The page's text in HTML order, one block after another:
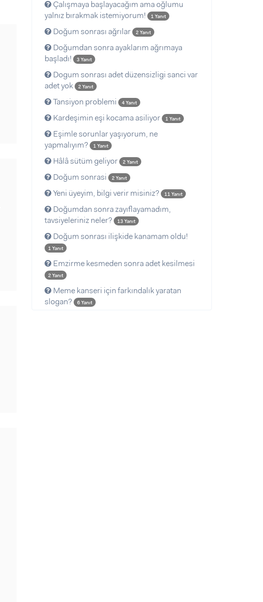
Çalışmaya başlayacağım ama oğlumu
yalnız bırakmak istemiyorum!
1 Yanıt
Doğum sonrası ağrılar 2 Yanıt
Doğumdan sonra ayaklarım ağrımaya
başladı!
3 Yanıt
Dogum sonrası adet düzensizligi sanci var
adet yok
2 Yanıt
Tansiyon problemi 4 Yanıt
Kardeşimin eşi kocama asiliyor 1 Yanıt
Eşimle sorunlar yaşıyorum, ne
yapmalıyım?
1 Yanıt
Hâlâ sütüm geliyor 2 Yanıt
Doğum sonrasi 2 Yanıt
Yeni üyeyim, bilgi verir misiniz? 11 Yanıt
Doğumdan sonra zayıflayamadım,
tavsiyeleriniz neler?
13 Yanıt
Doğum sonrası ilişkide kanamam oldu!
1 Yanıt
Emzirme kesmeden sonra adet kesilmesi
2 Yanıt
Meme kanseri için farkındalık yaratan
slogan?
6 Yanıt